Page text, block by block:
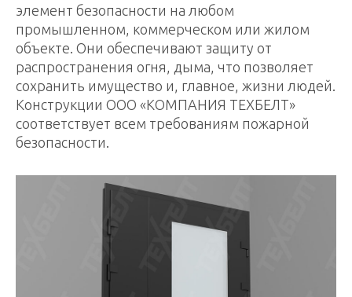
элемент безопасности на любом
промышленном, коммерческом или жилом
объекте. Они обеспечивают защиту от
распространения огня, дыма, что позволяет
сохранить имущество и, главное, жизни людей.
Конструкции ООО «КОМПАНИЯ ТЕХБЕЛТ»
соответствует всем требованиям пожарной
безопасности.